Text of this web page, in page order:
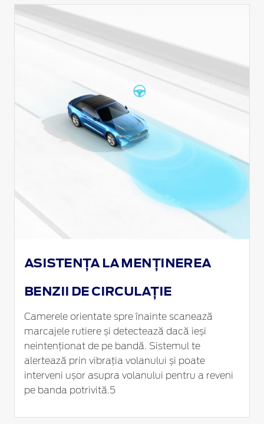
ASISTENȚA LA MENȚINEREA
BENZII DE CIRCULAȚIE
Camerele orientate spre înainte scanează
marcajele rutiere și detectează dacă ieși
neintenționat de pe bandă. Sistemul te
alertează prin vibrația volanului și poate
interveni ușor asupra volanului pentru a reveni
pe banda potrivită.5